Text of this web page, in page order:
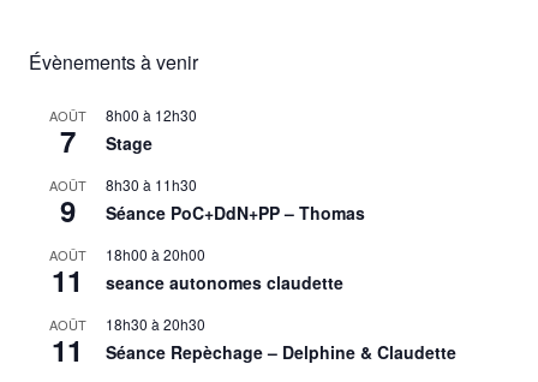
Évènements à venir
AOÛT
7
8h00 à 12h30
Stage
AOÛT
9
8h30 à 11h30
Séance PoC+DdN+PP – Thomas
AOÛT
11
18h00 à20h00
seance autonomes claudette
AOÛT
11
18h30 à20h30
Séance Repèchage – Delphine & Claudette